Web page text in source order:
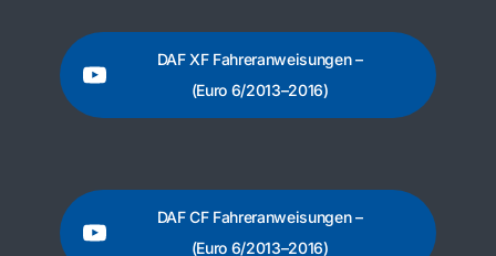
DAF XF Fahreranweisungen –
(Euro 6/2013–2016)
DAF CF Fahreranweisungen –
(Euro 6/2013–2016)